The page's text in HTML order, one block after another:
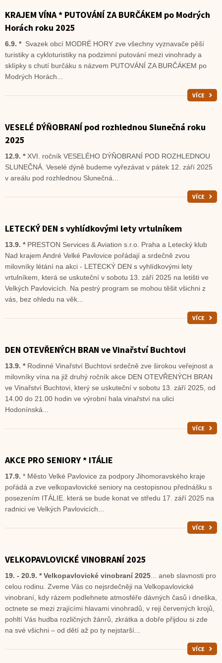
KRAJEM VÍNA * PUTOVÁNÍ ZA BURČÁKEM po Modrých
Horách roku 2025
6.9. * Svazek obcí MODRÉ HORY zve všechny vyznavače pěší
turistiky a cykloturistiky na podzimní putování mezi vinohrady a
sklípky s chutí burčáku s názvem PUTOVÁNÍ ZA BURČÁKEM po
Modrých Horách...
VÍCE
VESELÉ DÝŇOBRANÍ pod rozhlednou Slunečná roku
2025
12.9. * XVI. ročník VESELÉHO DÝŇOBRANÍ POD ROZHLEDNOU
SLUNEČNÁ. Veselé dýně budeme vyřezávat v pátek 12. září 2025
v areálu pod rozhlednou Slunečná...
VÍCE
LETECKÝ DEN s vyhlídkovými lety vrtulníkem
13.9. *PRESTON Services & Aviation s.r.o. Praha a Letecký klub
Nad krajem André Velké Pavlovice pořádají a srdečně zvou
milovníky létání na akci - LETECKÝ DEN s vyhlídkovými lety
vrtulníkem, která se uskuteční v sobotu 13. září 2025 na letišti ve
Velkých Pavlovicích. Na pestrý program se mohou těšit všichni z
vás, bez ohledu na věk...
VÍCE
DEN OTEVŘENÝCH BRAN ve Vinařství Buchtovi
13.9. *Rodinné Vinařství Buchtovi srdečně zve širokou veřejnost a
milovníky vína na již druhý ročník akce DEN OTEVŘENÝCH BRAN
ve Vinařství Buchtovi, který se uskuteční v sobotu 13. září 2025, od
14.00 do 21.00 hodin ve výrobní hala vinařství na ulici
Hodonínská...
VÍCE
AKCE PRO SENIORY * ITÁLIE
17.9. * Město Velké Pavlovice za podpory Jihomoravského kraje
pořádá a zve velkopavlovické seniory na cestopisnou přednášku s
posezením ITÁLIE. která se bude konat ve středu 17. září 2025 na
radnici ve Velkých Pavlovicích...
VÍCE
VELKOPAVLOVICKÉ VINOBRANÍ 2025
19. - 20.9. * Velkopavlovické vinobraní 2025 ... aneb slavnosti pro
celou rodinu. Zveme Vás co nejsrdečněji na Velkopavlovické
vinobraní, kdy rázem podlehnete atmosféře dávných časů i dneška,
octnete se mezi zrajícími hlavami vinohradů, v reji červených krojů,
pohltí Vás hudba rozličných žánrů, zkrátka a dobře přijdou si zde
na své všichni – od dětí až po ty nejstarší...
VÍCE